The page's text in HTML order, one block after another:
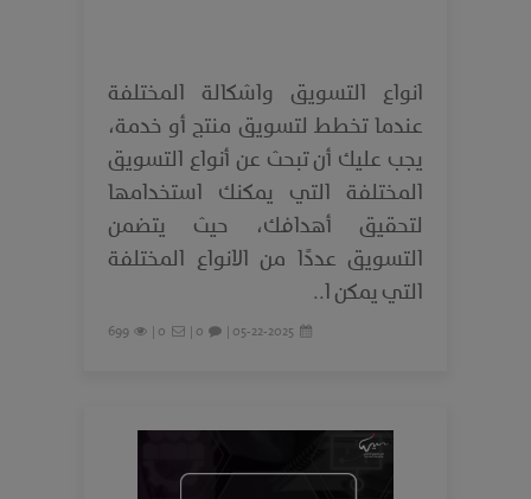
انواع التسويق واشكالة المختلفة
عندما تخطط لتسويق منتج أو خدمة،
يجب عليك أن تبحث عن أنواع التسويق
المختلفة التي يمكنك استخدامها
لتحقيق أهدافك، حيث يتضمن
التسويق عددًا من الانواع المختلفة
التي يمكن ا..
05-22-2025 |
0 |
0 |
699